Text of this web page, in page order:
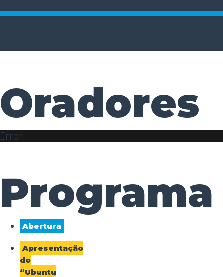
Oradores
Error
Programa
Abertura
Apresentação
do
“Ubuntu